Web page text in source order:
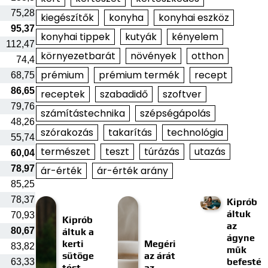
75,28
95,37
112,47
74,4
68,75
86,65
79,76
48,26
55,74
60,04
78,97
85,25
78,37
70,93
80,67
83,82
63,33
kiegészítők
konyha
konyhai eszköz
konyhai tippek
kutyák
kényelem
környezetbarát
növények
otthon
prémium
prémium termék
recept
receptek
szabadidő
szoftver
számítástechnika
szépségápolás
szórakozás
takarítás
technológia
természet
teszt túrázás
utazás
ár-érték
ár-érték arány
Kiprób
áltuk a
kerti
sütöge
Megéri
az árát
Kiprób
áltuk
az
ágyne
műk
befesté